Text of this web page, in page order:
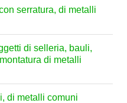
serratura, di metalli
di selleria, bauli,
di metalli
di metalli comuni